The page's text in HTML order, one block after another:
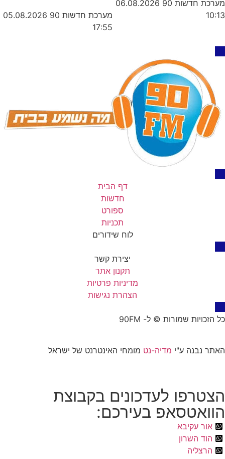
מערכת חדשות 90
06.08.2026
10:13
מערכת חדשות 90
05.08.2026
17:55
דף הבית
חדשות
ספורט
תכניות
לוח שידורים
יצירת קשר
תקנון אתר
מדיניות פרטיות
הצהרת נגישות
כל הזכויות שמורות © ל- 90FM
האתר נבנה ע"י מדיה-נט מומחי האינטרנט של ישראל
הצטרפו לעדכונים בקבוצת
הוואטסאפ בעירכם:
אור עקיבא
הוד השרון
הרצליה